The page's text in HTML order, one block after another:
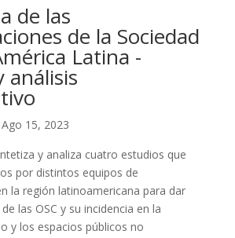
de las
de la Sociedad
Latina -
análisis
Ago 15, 2023
y analiza cuatro estudios que
por distintos equipos de
la región latinoamericana para dar
las OSC y su incidencia en la
y los espacios públicos no